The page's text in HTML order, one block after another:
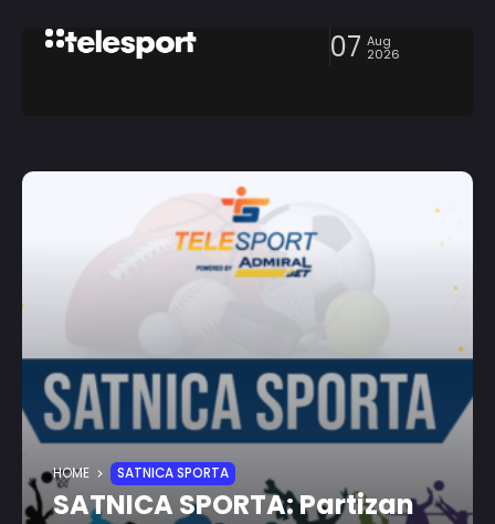
07 Aug
2026
HOME SATNICA SPORTA
SATNICA SPORTA: Partizan